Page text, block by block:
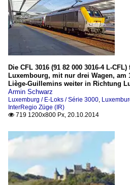
Die CFL 3016 (91 82 000 3016-4 L-
Luxembourg, mit nur drei Wagen, am
Liège-Guillemins weiter in Richtung
Armin Schwarz
Luxemburg / E-Loks / Série 3000,
InterRegio Züge (IR)
 719 1200x800 Px, 20.10.2014